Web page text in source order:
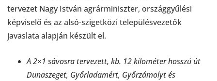
tervezet Nagy István agrárminiszter, országgyűlési
képviselő és az alsó-szigetközi településvezetők
javaslata alapján készült el.
A 2×1 sávosra tervezett, kb. 12 kilométer hosszú út
Dunaszeget, Győrladamért, Győrzámolyt és